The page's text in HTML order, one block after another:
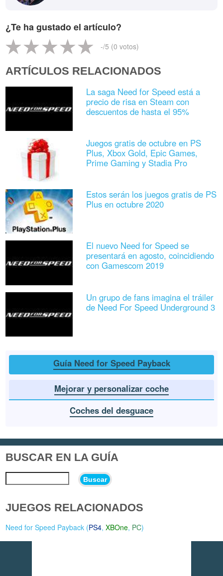
¿Te ha gustado el artículo?
-/5 (0 votos)
ARTÍCULOS RELACIONADOS
La saga Need for Speed está a
precio de risa en Steam con
descuentos de hasta el 95%
Juegos gratis de octubre en PS
Plus, Xbox Gold, Epic Games,
Prime Gaming y Stadia Pro
Estos serán los juegos gratis de PS
Plus en octubre 2020
El nuevo Need for Speed se
presentará en agosto, coincidiendo
con Gamescom 2019
Un grupo de fans imagina el tráiler
de Need For Speed Underground 3
Guía Need for Speed Payback
Mejorar y personalizar coche
Coches del desguace
BUSCAR EN LA GUÍA
Buscar
JUEGOS RELACIONADOS
Need for Speed Payback (PS4,XBOne, PC)